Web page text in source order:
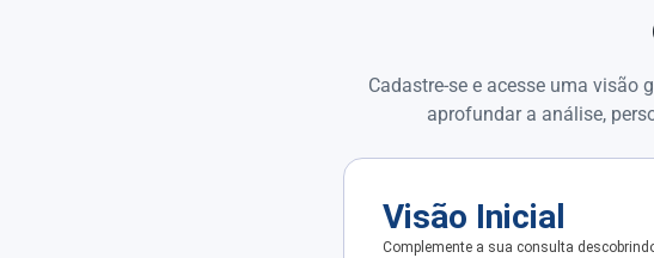
Cadastre-se e acesse uma
aprofundar a análise,
Visão Inicial
Complemente a sua consulta